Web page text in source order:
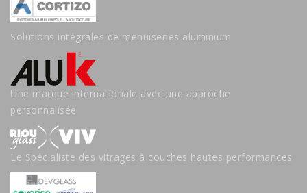
Solutions intégrales de menuiseries aluminium
Une marque internationale avec une approche
personnalisée
Le Spécialiste des vitrages à couches hautes performances